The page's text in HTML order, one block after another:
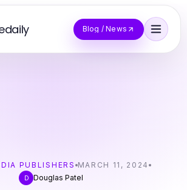
Blog / News
PUBLISHERS MARCH 11, 2024
D Douglas Patel